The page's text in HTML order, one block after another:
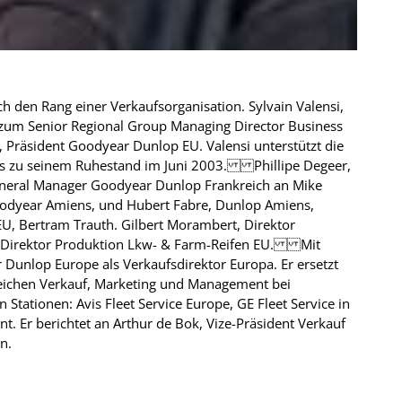
Rang einer Verkaufsorganisation. Sylvain Valensi,
Senior Regional Group Managing Director Business
Goodyear Dunlop EU. Valensi unterstützt die
zu seinem Ruhestand im Juni 2003. Phillipe Degeer,
Manager Goodyear Dunlop Frankreich an Mike
Amiens, und Hubert Fabre, Dunlop Amiens,
Bertram Trauth. Gilbert Morambert, Direktor
Direktor Produktion Lkw- & Farm-Reifen EU. Mit
Europe als Verkaufsdirektor Europa. Er ersetzt
Verkauf, Marketing und Management bei
Avis Fleet Service Europe, GE Fleet Service in
Er berichtet an Arthur de Bok, Vize-Präsident Verkauf